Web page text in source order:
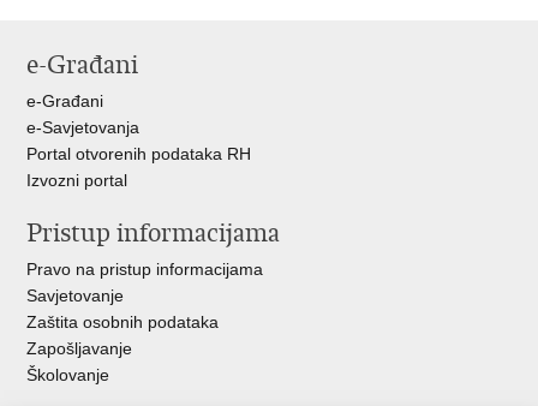
FacebookuTwitteru
e-Građani
e-Građani
e-Savjetovanja
Portal otvorenih podataka RH
Izvozni portal
Pristup informacijama
Pravo na pristup informacijama
Savjetovanje
Zaštita osobnih podataka
Zapošljavanje
Školovanje